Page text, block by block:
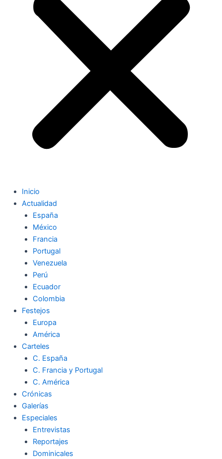
Inicio
Actualidad
España
México
Francia
Portugal
Venezuela
Perú
Ecuador
Colombia
Festejos
Europa
América
Carteles
C. España
C. Francia y Portugal
C. América
Crónicas
Galerías
Especiales
Entrevistas
Reportajes
Dominicales